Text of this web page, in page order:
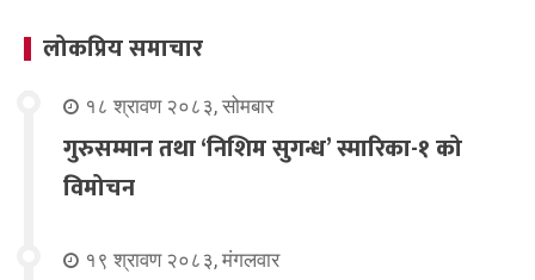
लोकप्रिय समाचार
१८ श्रावण २०८३, सोमबार
गुरुसम्मान तथा ‘निशिम सुगन्ध’ स्मारिका-१ को
विमोचन
१९ श्रावण २०८३, मंगलवार